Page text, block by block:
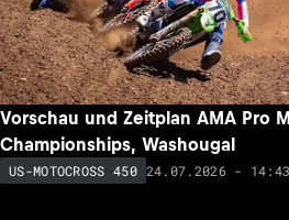
Vorschau und Zeitplan AMA Pro
Championships, Washougal
US-MOTOCROSS 450 24.07.2026 - 14:43